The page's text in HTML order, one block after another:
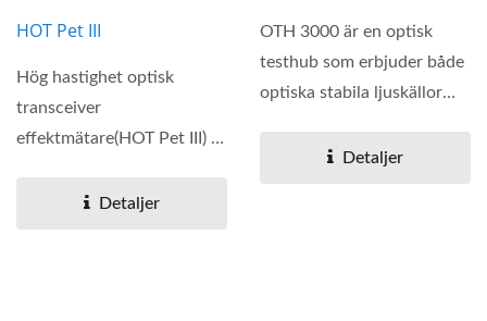
HOT Pet III
Hög hastighet optisk
transceiver
effektmätare(HOT Pet III) är
Detaljer
OTH 3000 är en optisk
testhub som erbjuder både
optiska stabila ljuskällor
Detaljer